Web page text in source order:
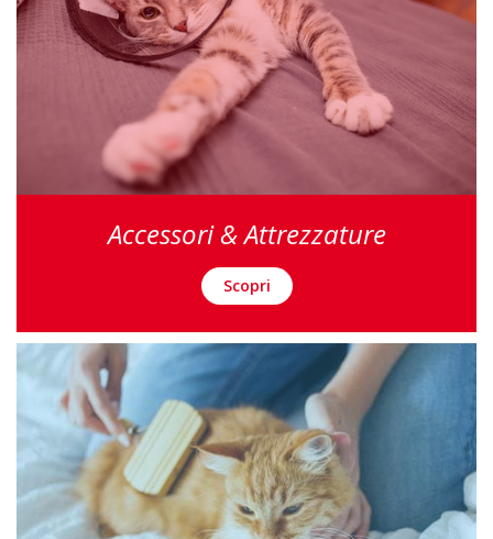
Accessori & Attrezzature
Scopri